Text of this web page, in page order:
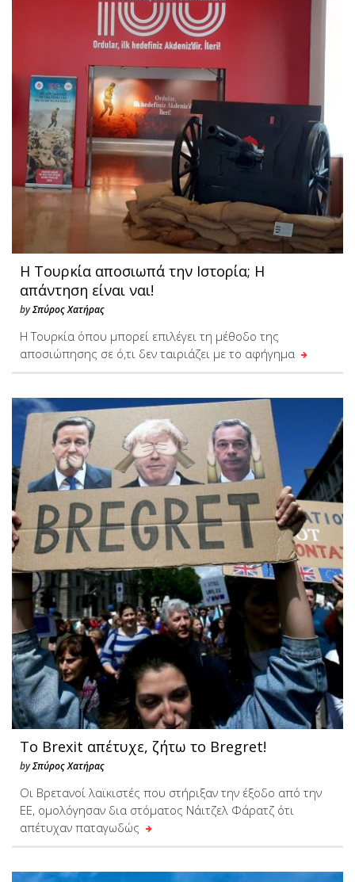
Η Τουρκία αποσιωπά την Ιστορία; Η
απάντηση είναι ναι!
byΣπύρος Χατήρας
Η Τουρκία όπου μπορεί επιλέγει τη μέθοδο της
αποσιώπησης σε ό,τι δεν ταιριάζει με το αφήγημα
To Brexit απέτυχε, ζήτω το Bregret!
byΣπύρος Χατήρας
Οι Βρετανοί λαϊκιστές που στήριξαν την έξοδο από την
ΕΕ, ομολόγησαν δια στόματος Νάιτζελ Φάρατζ ότι
απέτυχαν παταγωδώς